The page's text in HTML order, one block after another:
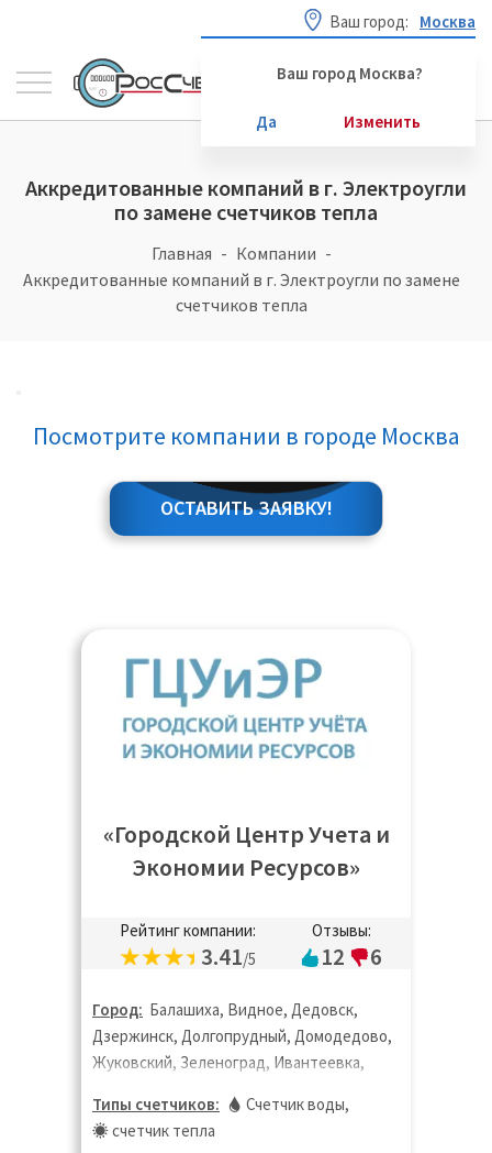
Ваш город: Москва
Ваш город Москва?
Да Изменить
Аккредитованные компаний в г. Электроугли
по замене счетчиков тепла
Главная
Компании
Аккредитованные компаний в г. Электроугли по замене
счетчиков тепла
Посмотрите компании в городе Москва
ОСТАВИТЬ ЗАЯВКУ!
«Городской Центр Учета и
Экономии Ресурсов»
Рейтинг компании:
3.41/5
Отзывы:
12 6
Город: Балашиха, Видное, Дедовск,
Дзержинск, Долгопрудный, Домодедово,
Жуковский, Зеленоград, Ивантеевка,
Лобня, Лыткарино, Люберцы, Москва,
Московская область, Мытищи, Одинцово,
Типы счетчиков: Счетчик воды,
счетчик тепла